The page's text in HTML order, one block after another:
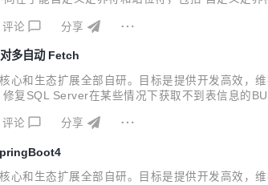
评论 分享
多自动 Fetch
心和生态扩展全部自研。目标是提供开发高效，
复SQL Server在某些情况下获取不到表信息的
评论 分享
心和生态扩展全部自研。目标是提供开发高效，